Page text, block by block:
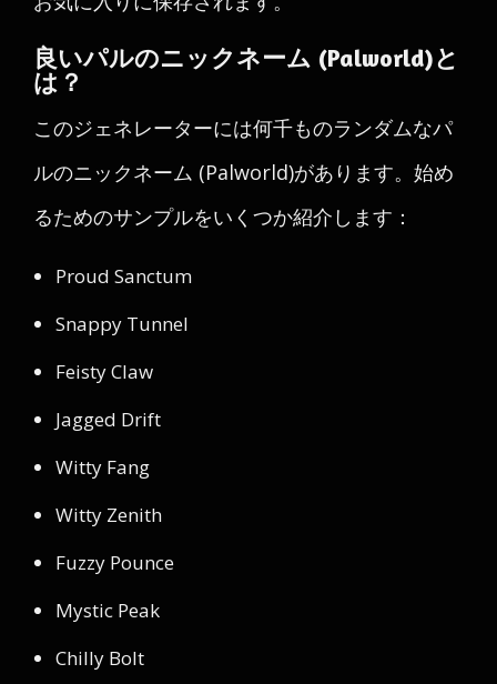
良いパルのニックネーム (Palworld)と
は？
このジェネレーターには何千ものランダムなパ
ルのニックネーム (Palworld)があります。始め
るためのサンプルをいくつか紹介します：
Proud Sanctum
Snappy Tunnel
Feisty Claw
Jagged Drift
Witty Fang
Witty Zenith
Fuzzy Pounce
Mystic Peak
Chilly Bolt